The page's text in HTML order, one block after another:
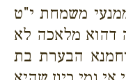
משמחת י"ט
דהוא מלאכה לא
הבערת בת